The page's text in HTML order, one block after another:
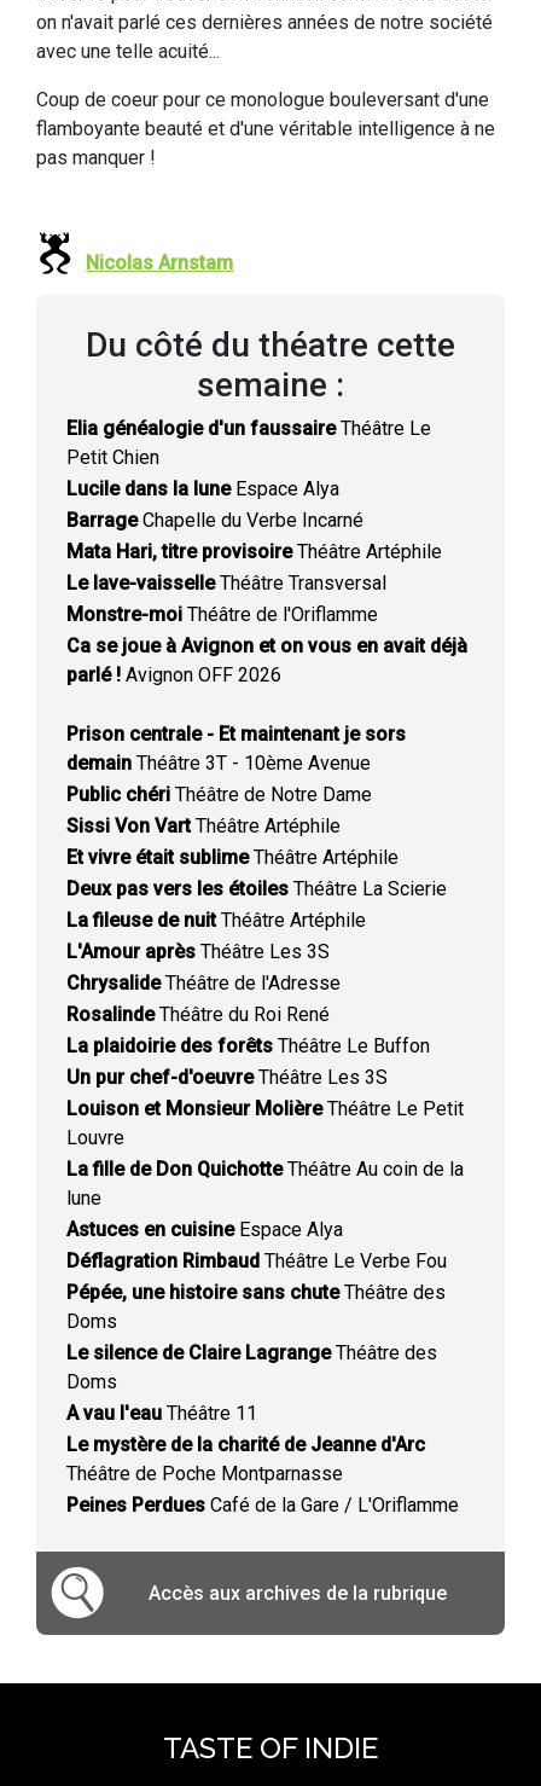
on n'avait parlé ces dernières années de notre société
avec une telle acuité...
Coup de coeur pour ce monologue bouleversant d'une
flamboyante beauté et d'une véritable intelligence à ne
pas manquer !
Nicolas Arnstam
Du côté du théatre cette
semaine :
Elia généalogie d'un faussaireThéâtre Le
Petit Chien
Lucile dans la luneEspace Alya
BarrageChapelle du Verbe Incarné
Mata Hari, titre provisoireThéâtre Artéphile
Le lave-vaisselleThéâtre Transversal
Monstre-moi Théâtre de l'Oriflamme
Ca se joue à Avignon et on vous en avait déjà
parlé ! Avignon OFF 2026
Prison centrale - Et maintenant je sors
demain Théâtre 3T - 10ème Avenue
Public chéri Théâtre de Notre Dame
Sissi Von VartThéâtre Artéphile
Et vivre était sublimeThéâtre Artéphile
Deux pas vers les étoiles Théâtre La Scierie
La fileuse de nuitThéâtre Artéphile
L'Amour après Théâtre Les 3S
ChrysalideThéâtre de l'Adresse
RosalindeThéâtre du Roi René
La plaidoirie des forêts Théâtre Le Buffon
Un pur chef-d'oeuvreThéâtre Les 3S
Louison et Monsieur MolièreThéâtre Le Petit
Louvre
La fille de Don QuichotteThéâtre Au coin de la
lune
Astuces en cuisineEspace Alya
Déflagration Rimbaud Théâtre Le Verbe Fou
Pépée, une histoire sans chuteThéâtre des
Doms
Le silence de Claire LagrangeThéâtre des
Doms
A vau l'eau Théâtre 11
Le mystère de la charité de Jeanne d'Arc
Théâtre de Poche Montparnasse
Peines Perdues Café de la Gare / L'Oriflamme
Accès aux archives de la rubrique
TASTE OF INDIE